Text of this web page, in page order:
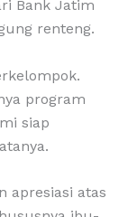
Bank Jatim
renteng.
program
siap
apresiasi atas